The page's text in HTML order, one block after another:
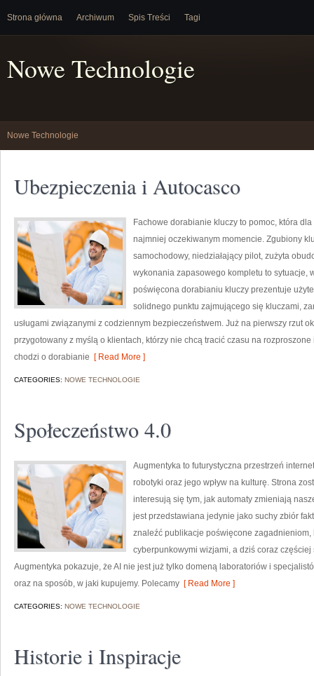
Strona główna Archiwum Spis Treści Tagi
Nowe Technologie
Nowe Technologie
Ubezpieczenia i Autocasco
Fachowe dorabianie kluczy to pomoc, która
najmniej oczekiwanym momencie. Zgubiony
samochodowy, niedziałający pilot, zużyta
wykonania zapasowego kompletu to sytuacje,
poświęcona dorabianiu kluczy prezentuje
solidnego punktu zajmującego się kluczami,
usługami związanymi z codziennym bezpieczeństwem. Już na pierwszy rzut
przygotowany z myślą o klientach, którzy nie chcą tracić czasu na
chodzi o dorabianie [ Read More ]
CATEGORIES: NOWE TECHNOLOGIE
Społeczeństwo 4.0
Augmentyka to futurystyczna przestrzeń
robotyki oraz jego wpływ na kulturę. Strona
interesują się tym, jak automaty zmieniają
jest przedstawiana jedynie jako suchy zbiór
znaleźć publikacje poświęcone zagadnieniom,
cyberpunkowymi wizjami, a dziś coraz
Augmentyka pokazuje, że AI nie jest już tylko domeną laboratoriów i
oraz na sposób, w jaki kupujemy. Polecamy [ Read More ]
CATEGORIES: NOWE TECHNOLOGIE
Historie i Inspiracje